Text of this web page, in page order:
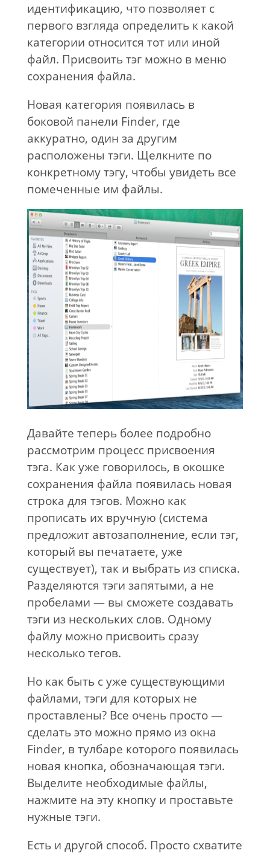
идентификацию, что позволяет с
первого взгляда определить к какой
категории относится тот или иной
файл. Присвоить тэг можно в меню
сохранения файла.
Новая категория появилась в
боковой панели Finder, где
аккуратно, один за другим
расположены тэги. Щелкните по
конкретному тэгу, чтобы увидеть все
помеченные им файлы.
Давайте теперь более подробно
рассмотрим процесс присвоения
тэга. Как уже говорилось, в окошке
сохранения файла появилась новая
строка для тэгов. Можно как
прописать их вручную (система
предложит автозаполнение, если тэг,
который вы печатаете, уже
существует), так и выбрать из списка.
Разделяются тэги запятыми, а не
пробелами — вы сможете создавать
тэги из нескольких слов. Одному
файлу можно присвоить сразу
несколько тегов.
Но как быть с уже существующими
файлами, тэги для которых не
проставлены? Все очень просто —
сделать это можно прямо из окна
Finder, в тулбаре которого появилась
новая кнопка, обозначающая тэги.
Выделите необходимые файлы,
нажмите на эту кнопку и проставьте
нужные тэги.
Есть и другой способ. Просто схватите